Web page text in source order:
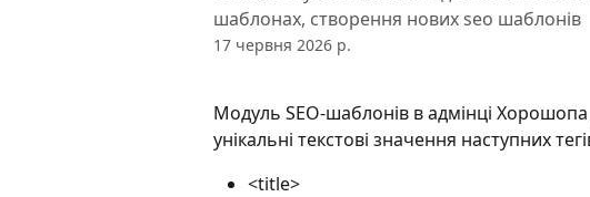
шаблонах, створення нових seo шаблонів
17 червня 2026 р.
Модуль SEO-шаблонів в адмінці
унікальні текстові значення наступних
<title>